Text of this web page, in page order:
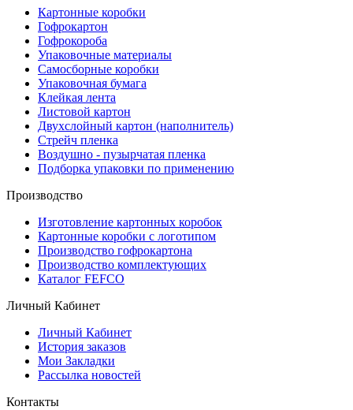
Картонные коробки
Гофрокартон
Гофрокороба
Упаковочные материалы
Самосборные коробки
Упаковочная бумага
Клейкая лента
Листовой картон
Двухслойный картон (наполнитель)
Стрейч пленка
Воздушно - пузырчатая пленка
Подборка упаковки по применению
Производство
Изготовление картонных коробок
Картонные коробки с логотипом
Производство гофрокартона
Производство комплектующих
Каталог FEFCO
Личный Кабинет
Личный Кабинет
История заказов
Мои Закладки
Рассылка новостей
Контакты